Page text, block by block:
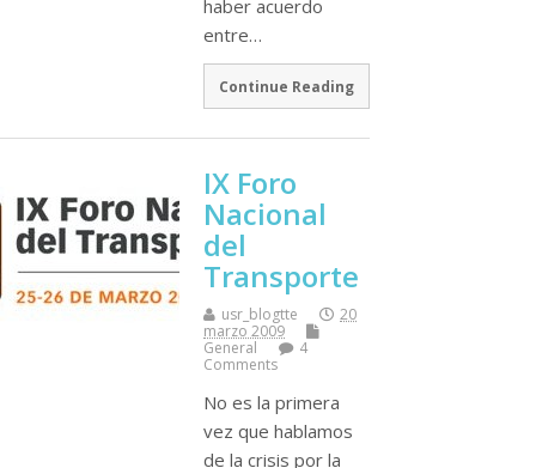
haber acuerdo
entre…
Continue Reading
IX Foro
Nacional
del
Transporte
usr_blogtte
20
marzo 2009
General
4
Comments
No es la primera
vez que hablamos
de la crisis por la